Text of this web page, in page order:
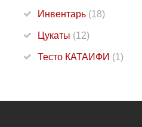
Инвентарь (18)
Цукаты (12)
Тесто КАТАИФИ (1)